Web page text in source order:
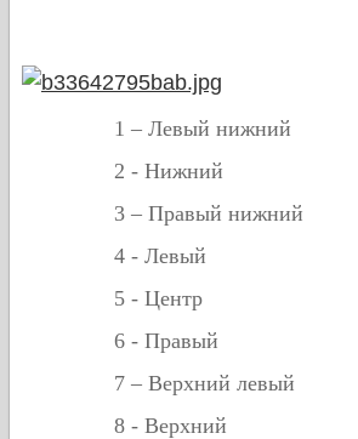
1 – Левый нижний
2 - Нижний
3 – Правый нижний
4 - Левый
5 - Центр
6 - Правый
7 – Верхний левый
8 - Верхний